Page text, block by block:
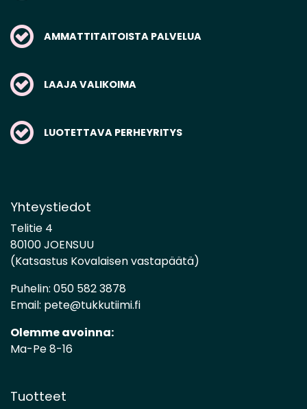
AMMATTITAITOISTA PALVELUA
LAAJA VALIKOIMA
LUOTETTAVA PERHEYRITYS
Yhteystiedot
Telitie 4
80100 JOENSUU
(Katsastus Kovalaisen vastapäätä)
Puhelin: 050 582 3878
Email: pete@tukkutiimi.fi
Olemme avoinna:
Ma-Pe 8-16
Tuotteet